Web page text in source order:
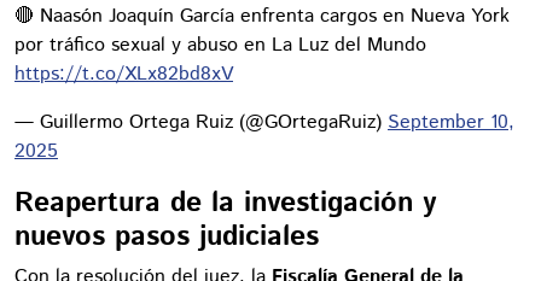
🔴 Naasón Joaquín García enfrenta cargos en Nueva York
por tráfico sexual y abuso en La Luz del Mundo
https://t.co/XLx82bd8xV
— Guillermo Ortega Ruiz (@GOrtegaRuiz) September 10,
2025
Reapertura de la investigación y
nuevos pasos judiciales